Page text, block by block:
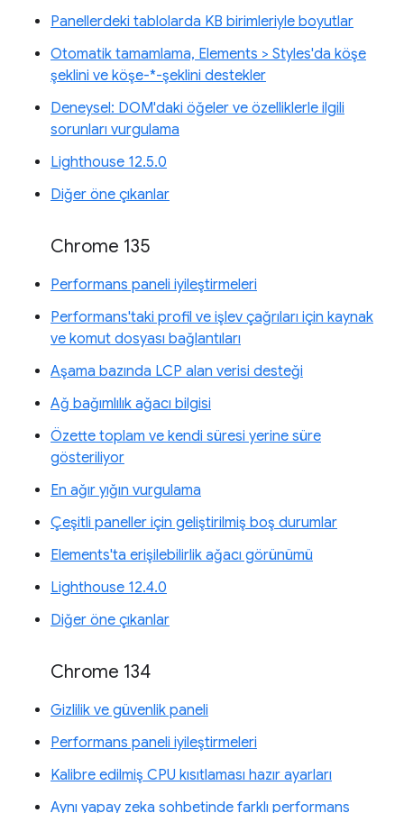
Panellerdeki tablolarda KB birimleriyle boyutlar
Otomatik tamamlama, Elements > Styles'da köşe
şeklini ve köşe-*-şeklini destekler
Deneysel: DOM'daki öğeler ve özelliklerle ilgili
sorunları vurgulama
Lighthouse 12.5.0
Diğer öne çıkanlar
Chrome 135
Performans paneli iyileştirmeleri
Performans'taki profil ve işlev çağrıları için kaynak
ve komut dosyası bağlantıları
Aşama bazında LCP alan verisi desteği
Ağ bağımlılık ağacı bilgisi
Özette toplam ve kendi süresi yerine süre
gösteriliyor
En ağır yığın vurgulama
Çeşitli paneller için geliştirilmiş boş durumlar
Elements'ta erişilebilirlik ağacı görünümü
Lighthouse 12.4.0
Diğer öne çıkanlar
Chrome 134
Gizlilik ve güvenlik paneli
Performans paneli iyileştirmeleri
Kalibre edilmiş CPU kısıtlaması hazır ayarları
Aynı yapay zeka sohbetinde farklı performans